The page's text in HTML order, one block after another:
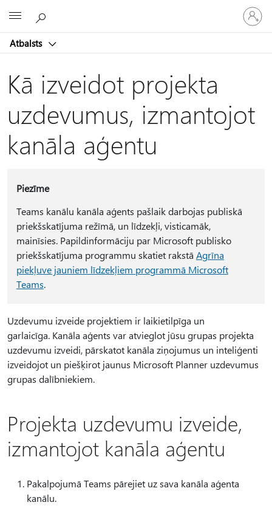
Atbalsts
savā
kontā
Kā izveidot projekta
uzdevumus, izmantojot
kanāla aģentu
Piezīme
Teams kanālu kanāla aģents pašlaik darbojas publiskā
priekšskatījuma režīmā, un līdzekļi, visticamāk,
mainīsies. Papildinformāciju par Microsoft publisko
priekšskatījuma programmu skatiet rakstā Agrīna
piekļuve jauniem līdzekļiem programmā Microsoft
Teams.
Uzdevumu izveide projektiem ir laikietilpīga un
garlaicīga. Kanāla aģents var atvieglot jūsu grupas projekta
uzdevumu izveidi, pārskatot kanāla ziņojumus un inteliģenti
izveidojot un piešķirot jaunus Microsoft Planner uzdevumus
grupas dalībniekiem.
Projekta uzdevumu izveide,
izmantojot kanāla aģentu
Pakalpojumā Teams pārejiet uz sava kanāla aģenta
kanālu.